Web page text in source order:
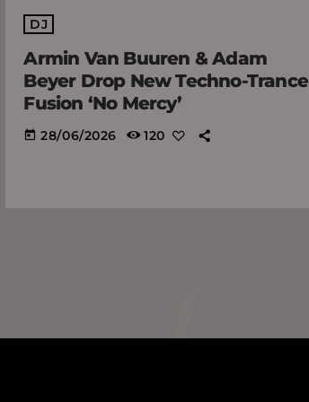
DJ
Armin Van Buuren & Adam
Beyer Drop New Techno-Trance
Fusion ‘No Mercy’
today 28/06/2026 120